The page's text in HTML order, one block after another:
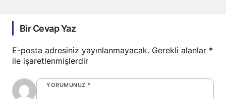
Bir Cevap Yaz
E-posta adresiniz yayınlanmayacak. Gerekli alanlar *
ile işaretlenmişlerdir
YORUMUNUZ *